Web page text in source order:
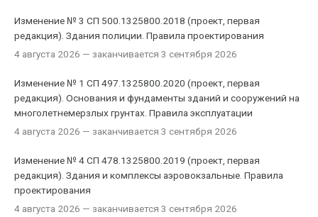
Изменение № 3 СП 500.1325800.2018 (проект, первая
редакция). Здания полиции. Правила проектирования
4 августа 2026 — заканчивается 3 сентября 2026
Изменение № 1 СП 497.1325800.2020 (проект, первая
редакция). Основания и фундаменты зданий и сооружений на
многолетнемерзлых грунтах. Правила эксплуатации
4 августа 2026 — заканчивается 3 сентября 2026
Изменение № 4 СП 478.1325800.2019 (проект, первая
редакция). Здания и комплексы аэровокзальные. Правила
проектирования
4 августа 2026 — заканчивается 3 сентября 2026